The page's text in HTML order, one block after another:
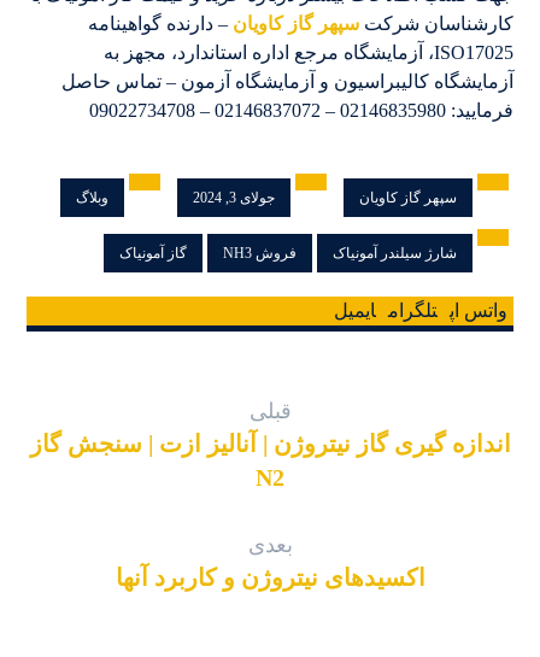
کارشناسان شرکتسپهر گاز کاویان – دارنده گواهینامه
ISO17025، آزمایشگاه مرجع اداره استاندارد، مجهز به
آزمایشگاه کالیبراسیون و آزمایشگاه آزمون – تماس حاصل
فرمایید: 02146835980 – 02146837072 – 09022734708
سپهر گاز کاویان جولای 3, 2024 وبلاگ
شارژ سیلندر آمونیاک فروش NH3 گاز آمونیاک
واتس اپ تلگرام ایمیل
قبلی
اندازه گیری گاز نیتروژن | آنالیز ازت | سنجش گاز
N2
بعدی
اکسیدهای نیتروژن و کاربرد آنها